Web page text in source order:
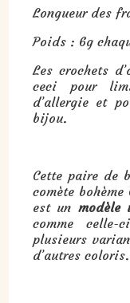
Longueur des
Poids : 6g
Les crochets
ceci pour
d’allergie et
bijou.
Cette paire de
comète
est un modèle
comme
plusieurs
d’autres coloris.